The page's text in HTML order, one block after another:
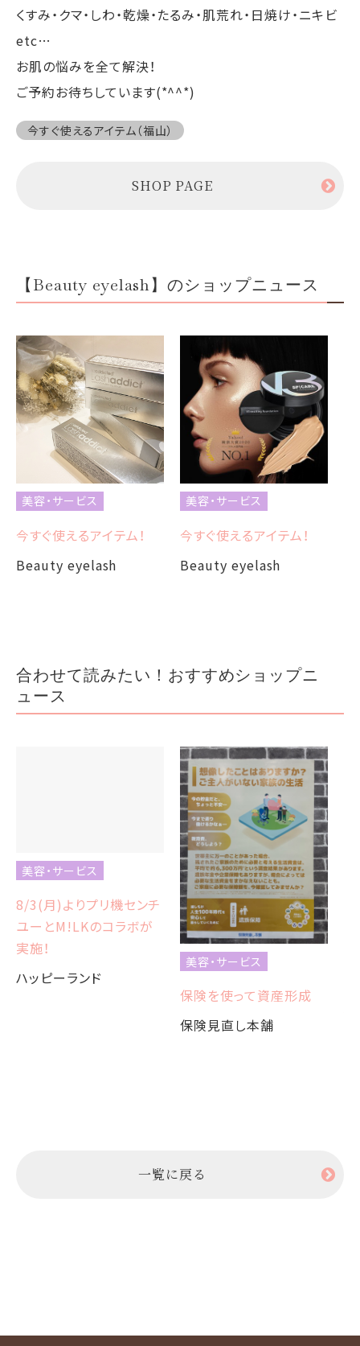
くすみ・クマ・しわ・乾燥・たるみ・肌荒れ・日焼け・ニキビ
etc…
お肌の悩みを全て解決！
ご予約お待ちしています(*^^*)
今すぐ使えるアイテム（福山）
SHOP PAGE
【Beauty eyelash】のショップニュース
美容・サービス
今すぐ使えるアイテム！
Beauty eyelash
美容・サービス
今すぐ使えるアイテム！
Beauty eyelash
合わせて読みたい！おすすめショップニ
ュース
美容・サービス
8/3(月)よりプリ機センチ
ユーとM!LKのコラボが
実施！
ハッピーランド
美容・サービス
保険を使って資産形成
保険見直し本舗
一覧に戻る